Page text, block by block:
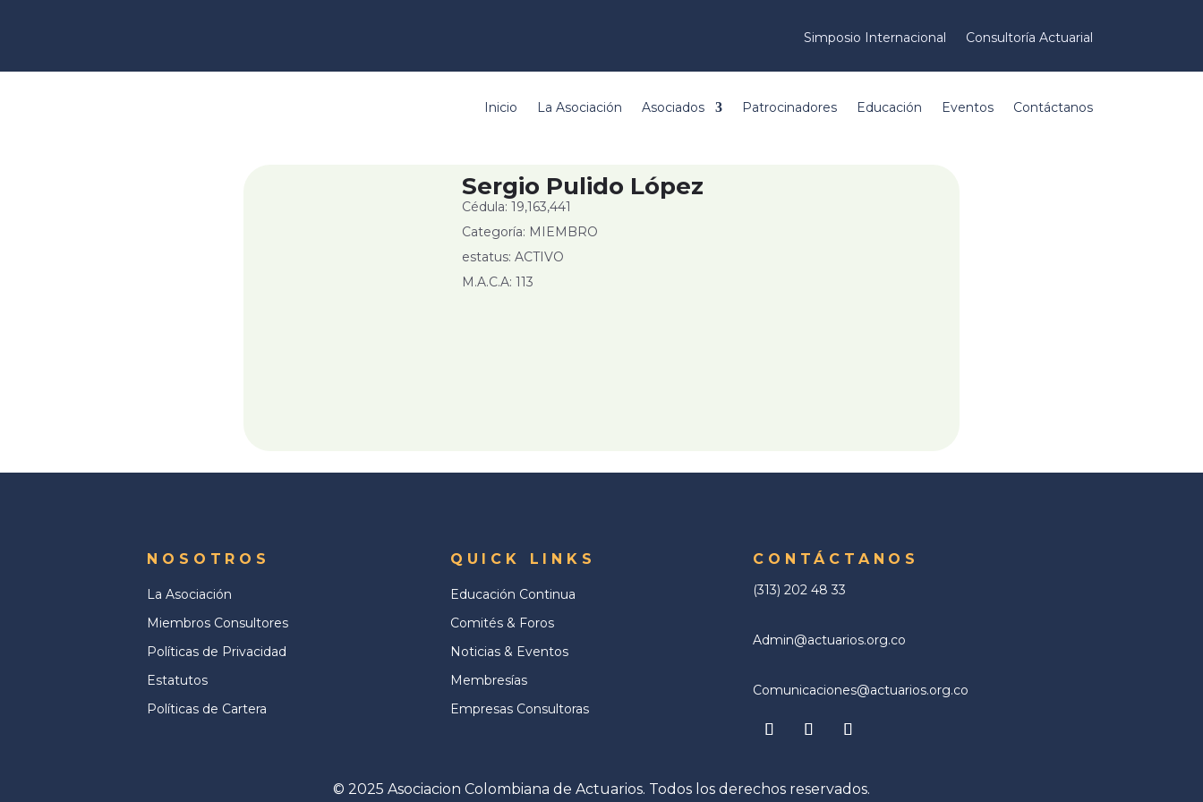
Simposio Internacional Consultoría Actuarial
Inicio La Asociación Asociados Patrocinadores Educación Eventos Contáctanos
Sergio Pulido López
Cédula: 19,163,441
Categoría: MIEMBRO
estatus: ACTIVO
M.A.C.A: 113
NOSOTROS
La Asociación
Miembros Consultores
Políticas de Privacidad
Estatutos
Políticas de Cartera
QUICK LINKS
Educación Continua
Comités & Foros
Noticias & Eventos
Membresías
Empresas Consultoras
CONTÁCTANOS
(313) 202 48 33
Admin@actuarios.org.co
Comunicaciones@actuarios.org.co
© 2025 Asociacion Colombiana de Actuarios. Todos los derechos reservados.